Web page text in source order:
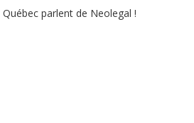
Québec parlent de Neolegal !